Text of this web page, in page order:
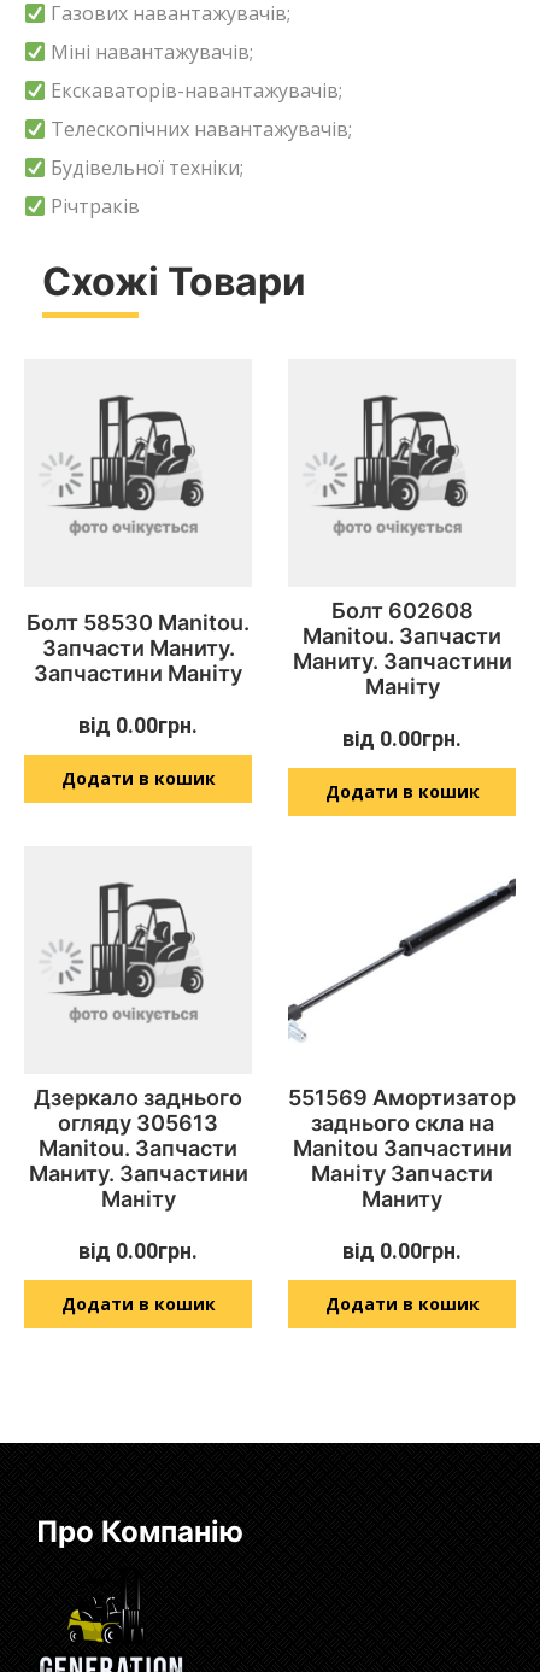
Газових навантажувачів;
Міні навантажувачів;
Екскаваторів-навантажувачів;
Телескопічних навантажувачів;
Будівельної техніки;
Річтраків
Схожі Товари
Болт 58530 Manitou.
Запчасти Маниту.
Запчастини Маніту
від 0.00грн.
Додати в кошик
Болт 602608
Manitou. Запчасти
Маниту. Запчастини
Маніту
від 0.00грн.
Додати в кошик
Дзеркало заднього
огляду 305613
Manitou. Запчасти
Маниту. Запчастини
Маніту
від 0.00грн.
Додати в кошик
551569 Амортизатор
заднього скла на
Manitou Запчастини
Маніту Запчасти
Маниту
від 0.00грн.
Додати в кошик
Про Компанію